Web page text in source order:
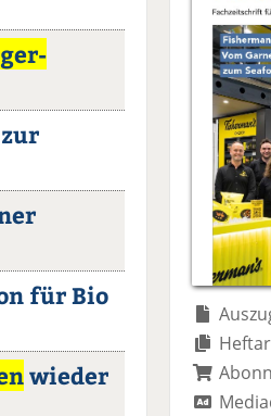
für Bio
wieder